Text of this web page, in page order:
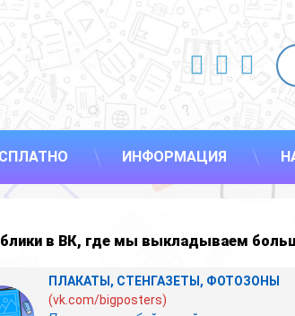
E-
ИНФОРМАЦИЯ
в ВК, где мы выкладываем
ПЛАКАТЫ, СТЕНГАЗЕТЫ, ФОТОЗОНЫ
(vk.com/bigposters)